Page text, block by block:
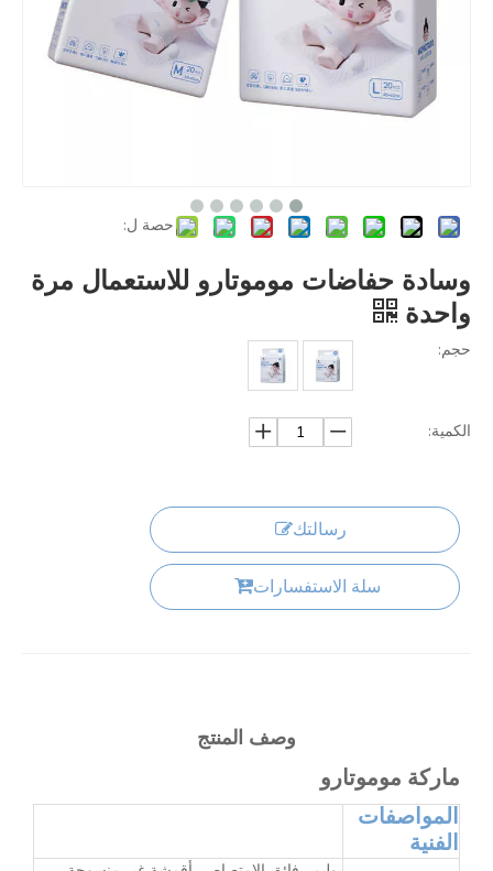
حصة ل:
وسادة حفاضات موموتارو للاستعمال مرة
واحدة
حجم:
الكمية:
رسالتك
سلة الاستفسارات
وصف المنتج
ماركة موموتارو
المواصفات
الفنية